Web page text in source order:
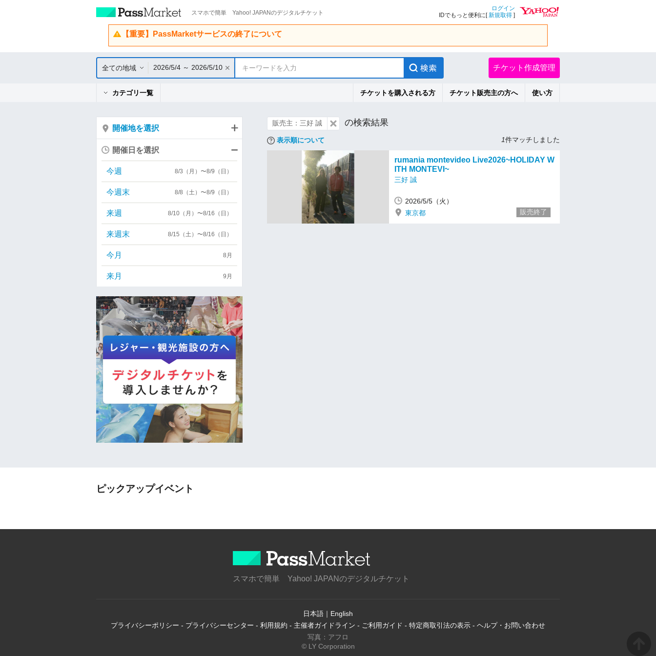
スマホで簡単 Yahoo! JAPANのデジタルチケット
ログイン
IDでもっと便利に[新規取得 ]
【重要】PassMarketサービスの終了について
全ての地域 2026/5/4 ～ 2026/5/10 キーワードを入力 チケット作成管理
カテゴリ一覧 チケットを購入される方 チケット販売主の方へ 使い方
販売主：三好 誠 の検索結果
表示順について 1件マッチしました
rumania montevideo Live2026~HOLIDAY W
ITH MONTEVI~
三好 誠
2026/5/5（火）
東京都
販売終了
開催地を選択
開催日を選択
今週 8/3（月）〜8/9（日）
今週末 8/8（土）〜8/9（日）
来週 8/10（月）〜8/16（日）
来週末 8/15（土）〜8/16（日）
今月 8月
来月 9月
ピックアップイベント
スマホで簡単 Yahoo! JAPANのデジタルチケット
日本語 ｜ English
プライバシーポリシー - プライバシーセンター - 利用規約 - 主催者ガイドライン - ご利用ガイド - 特定商取引法の表示 - ヘルプ・お問い合わせ
写真：アフロ
© LY Corporation